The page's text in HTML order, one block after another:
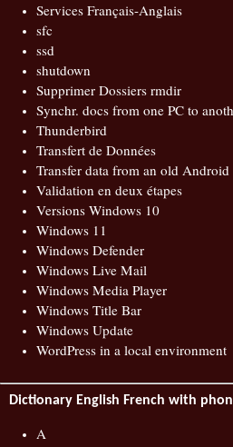
Services Français-Anglais
sfc
ssd
shutdown
Supprimer Dossiers rmdir
Synchr. docs from one PC to
Thunderbird
Transfert de Données
Transfer data from an old Android
Validation en deux étapes
Versions Windows 10
Windows 11
Windows Defender
Windows Live Mail
Windows Media Player
Windows Title Bar
Windows Update
WordPress in a local environment
Dictionary English French with
A